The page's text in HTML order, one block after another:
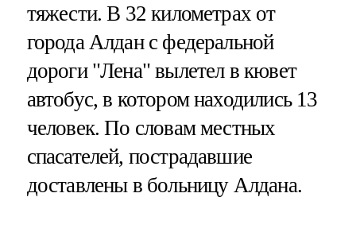
тяжести. В 32 километрах от
города Алдан с федеральной
дороги "Лена" вылетел в кювет
автобус, в котором находились 13
человек. По словам местных
спасателей, пострадавшие
доставлены в больницу Алдана.